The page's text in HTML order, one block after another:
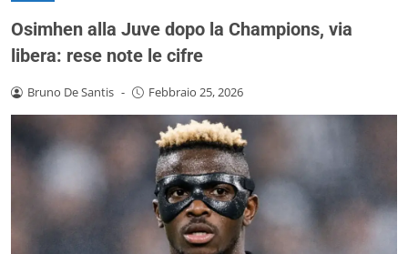
Osimhen alla Juve dopo la Champions, via
libera: rese note le cifre
Bruno De Santis - Febbraio 25, 2026